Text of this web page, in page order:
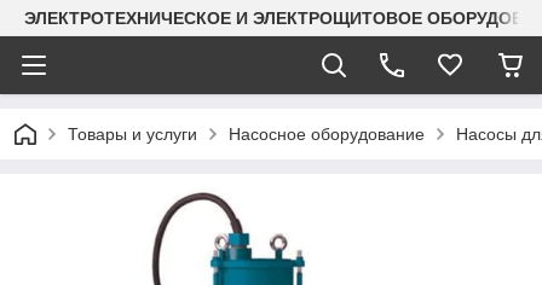
ЭЛЕКТРОТЕХНИЧЕСКОЕ И ЭЛЕКТРОЩИТОВОЕ
Товары и услуги Насосное оборудование Насосы